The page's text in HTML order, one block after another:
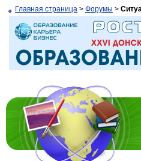
Главная страница > Форумы >